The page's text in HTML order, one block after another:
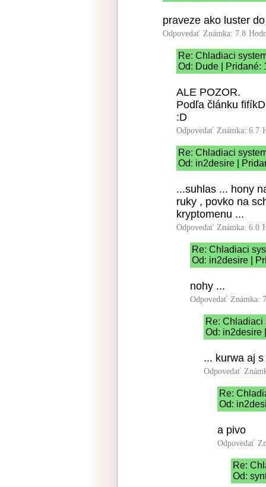
praveze ako luster
Odpovedať Známka: 7.8
Re: Chladiaci
Od: Dude | Pridané:
ALE POZOR.
Podľa článku
:D
Odpovedať Známka: 6.7
Re: Chladiaci
Od: in2desire |
...suhlas ... hony
ruky , povko na
kryptomenu ...
Odpovedať Známka: 6.0
Re: Chladiaci
Od: in2desire |
nohy ...
Odpovedať Známka:
Re: Chladiaci
Od: in2desire
... kurwa aj
Odpovedať
Re:
Od:
a pivo
Odpovedať
Re:
Od: